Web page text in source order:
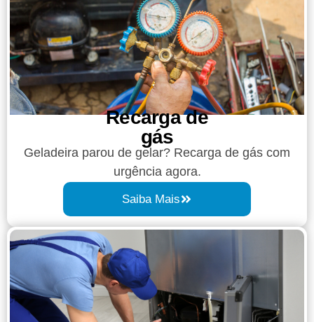
Recarga de
gás
Geladeira parou de gelar? Recarga de gás com
urgência agora.
Saiba Mais